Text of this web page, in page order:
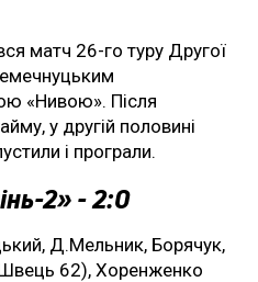
матч 26-го туру Другої
«Нивою». Після
у другій половині
і програли.
2» - 2:0
Д.Мельник, Борячук,
62), Хоренженко